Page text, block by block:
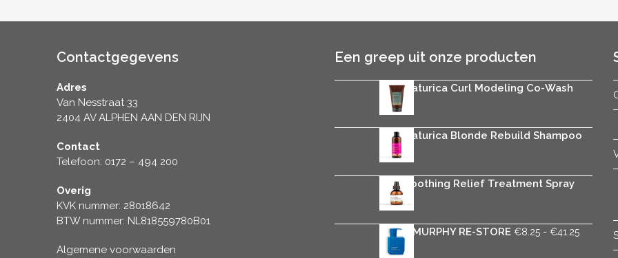
Contactgegevens
Adres
Van Nesstraat 33
2404 AV ALPHEN AAN DEN RIJN
Contact
Telefoon: 0172 – 494 200
Overig
KVK nummer: 28018642
BTW nummer: NL818559780B01
Algemene voorwaarden
Een greep uit onze producten
Rica Naturica Curl Modeling Co-Wash
25.95
Rica Naturica Blonde Rebuild Shampoo
25.95
Rica Soothing Relief Treatment Spray
29.95
KEVIN.MURPHY RE-STORE €8.25 - €41.25